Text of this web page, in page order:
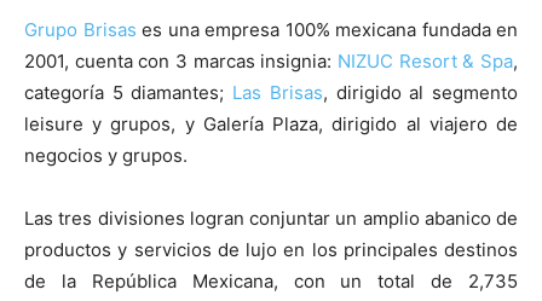
Grupo Brisas es una empresa 100% mexicana fundada en
2001, cuenta con 3 marcas insignia: NIZUC Resort & Spa,
categoría 5 diamantes; Las Brisas, dirigido al segmento
leisure y grupos, y Galería Plaza, dirigido al viajero de
negocios y grupos.
Las tres divisiones logran conjuntar un amplio abanico de
productos y servicios de lujo en los principales destinos
de la República Mexicana, con un total de 2,735